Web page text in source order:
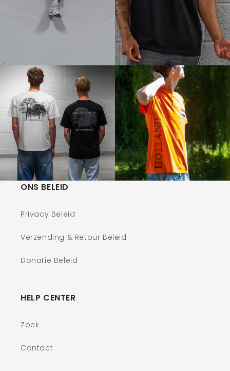
ONS BELEID
Privacy Beleid
Verzending & Retour Beleid
Donatie Beleid
HELP CENTER
Zoek
Contact